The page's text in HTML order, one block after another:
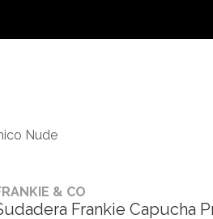
Nude
& CO
Frankie Capucha